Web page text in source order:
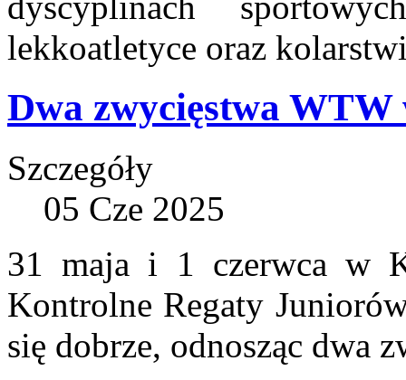
lekkoatletyce oraz
Dwa zwycięstwa
Szczegóły
05 Cze 2025
31 maja i 1 czerwca w
Kontrolne Regaty
się dobrze, odnosząc dwa